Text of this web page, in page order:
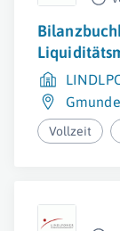
Vollzeit